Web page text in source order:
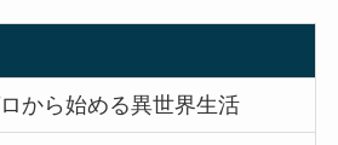
から始める異世界生活